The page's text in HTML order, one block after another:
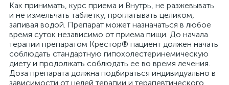
Как принимать, курс приема и Внутрь, не разжевывать
и не измельчать таблетку, проглатывать целиком,
запивая водой. Препарат может назначаться в любое
время суток независимо от приема пищи. До начала
терапии препаратом Крестор® пациент должен начать
соблюдать стандартную гипохолестеринемическую
диету и продолжать соблюдать ее во время лечения.
Доза препарата должна подбираться индивидуально в
зависимости от целей терапии и терапевтического